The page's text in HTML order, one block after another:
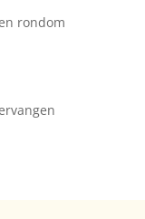
rondom